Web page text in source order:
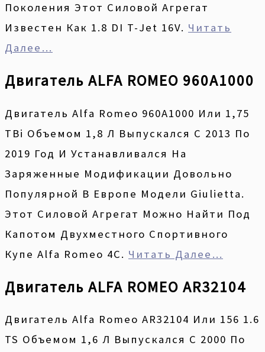
Поколения Этот Силовой Агрегат
Известен Как 1.8 DI T-Jet 16V. Читать
Далее…
Двигатель ALFA ROMEO 960A1000
Двигатель Alfa Romeo 960A1000 Или 1,75
TBi Объемом 1,8 Л Выпускался С 2013 По
2019 Год И Устанавливался На
Заряженные Модификации Довольно
Популярной В Европе Модели Giulietta.
Этот Силовой Агрегат Можно Найти Под
Капотом Двухместного Спортивного
Купе Alfa Romeo 4C. Читать Далее…
Двигатель ALFA ROMEO AR32104
Двигатель Alfa Romeo AR32104 Или 156 1.6
TS Объемом 1,6 Л Выпускался С 2000 По